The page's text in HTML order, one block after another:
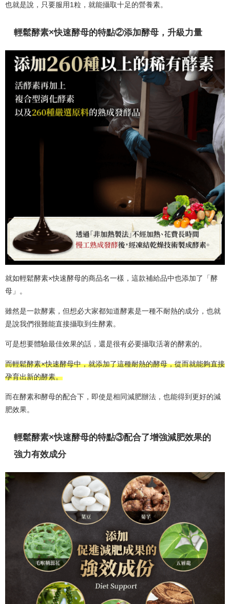
也就是說，只要服用1粒，就能攝取十足的營養素。
輕鬆酵素×快速酵母的特點②添加酵母，升級力量
就如輕鬆酵素×快速酵母的商品名一樣，這款補給品中也添加了「酵
母」。
雖然是一款酵素，但想必大家都知道酵素是一種不耐熱的成分，也就
是說我們很難能直接攝取到生酵素。
可是想要體驗最佳效果的話，還是很有必要攝取活著的酵素的。
而輕鬆酵素×快速酵母中，就添加了這種耐熱的酵母，從而就能夠直接
孕育出新的酵素。
而在酵素和酵母的配合下，即使是相同減肥辦法，也能得到更好的減
肥效果。
輕鬆酵素×快速酵母的特點③配合了增強減肥效果的
強力有效成分